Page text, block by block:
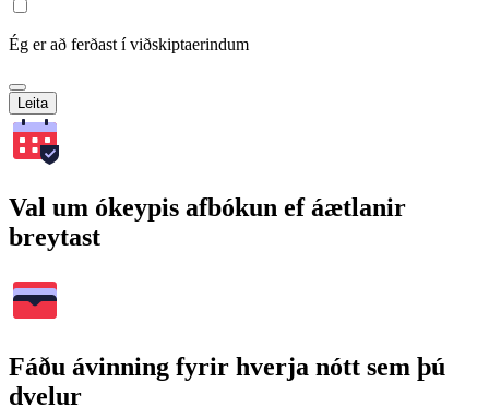
Ég er að ferðast í viðskiptaerindum
Leita
Val um ókeypis afbókun ef áætlanir
breytast
Fáðu ávinning fyrir hverja nótt sem þú
dvelur